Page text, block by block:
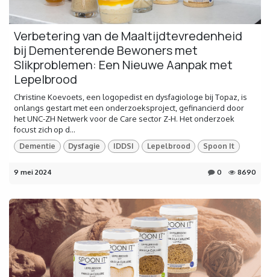
Verbetering van de Maaltijdtevredenheid
bij Dementerende Bewoners met
Slikproblemen: Een Nieuwe Aanpak met
Lepelbrood
Christine Koevoets, een logopedist en dysfagiologe bij Topaz, is
onlangs gestart met een onderzoeksproject, gefinancierd door
het UNC-ZH Netwerk voor de Care sector Z-H. Het onderzoek
focust zich op d...
Dementie Dysfagie IDDSI Lepelbrood Spoon It
9 mei 2024 0 8690